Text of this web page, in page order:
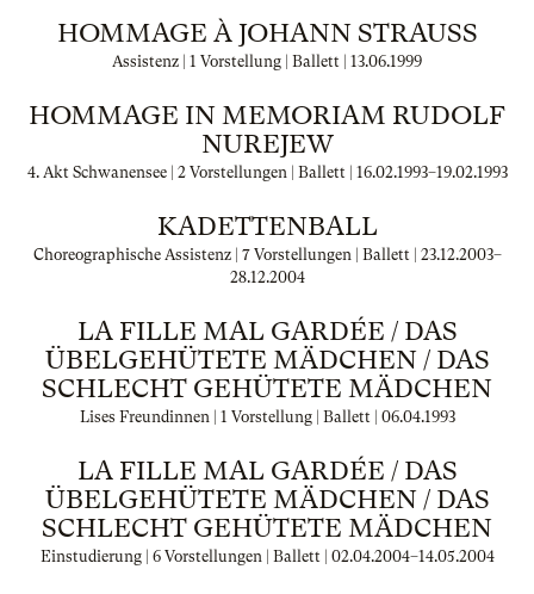
HOMMAGE À JOHANN STRAUSS
Assistenz | 1 Vorstellung | Ballett | 13.06.1999
HOMMAGE IN MEMORIAM RUDOLF
NUREJEW
4. Akt Schwanensee | 2 Vorstellungen | Ballett | 16.02.1993–19.02.1993
KADETTENBALL
Choreographische Assistenz | 7 Vorstellungen | Ballett | 23.12.2003–
28.12.2004
LA FILLE MAL GARDÉE / DAS
ÜBELGEHÜTETE MÄDCHEN / DAS
SCHLECHT GEHÜTETE MÄDCHEN
Lises Freundinnen | 1 Vorstellung | Ballett | 06.04.1993
LA FILLE MAL GARDÉE / DAS
ÜBELGEHÜTETE MÄDCHEN / DAS
SCHLECHT GEHÜTETE MÄDCHEN
Einstudierung | 6 Vorstellungen | Ballett | 02.04.2004–14.05.2004